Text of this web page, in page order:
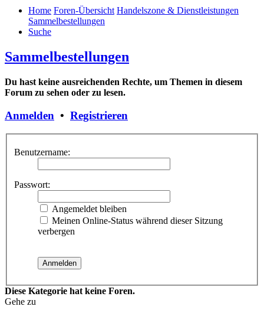
Home Foren-Übersicht Handelszone & Dienstleistungen
Sammelbestellungen
Suche
Sammelbestellungen
Du hast keine ausreichenden Rechte, um Themen in diesem
Forum zu sehen oder zu lesen.
Anmelden • Registrieren
Benutzername:
Passwort:
Angemeldet bleiben
Meinen Online-Status während dieser Sitzung
verbergen
Diese Kategorie hat keine Foren.
Gehe zu